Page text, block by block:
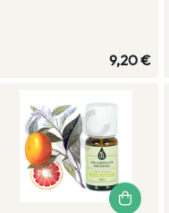
9,20 €